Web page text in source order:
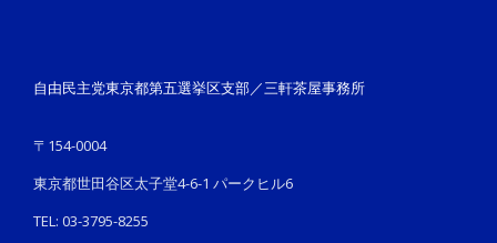
自由民主党東京都第五選挙区支部／三軒茶屋事務所
〒154-0004
東京都世田谷区太子堂4-6-1 パークヒル6
TEL: 03-3795-8255